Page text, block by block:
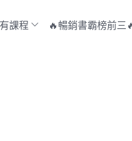
課程 🔥暢銷書霸榜前三